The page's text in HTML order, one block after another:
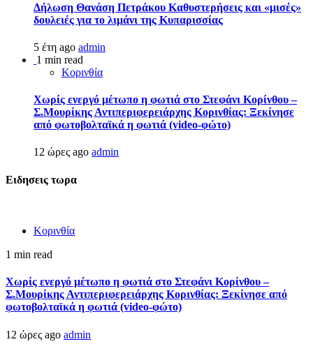
Δήλωση Θανάση Πετράκου Καθυστερήσεις και «μισές»
δουλειές για το λιμάνι της Κυπαρισσίας
5 έτη ago admin
1 min read
Κορινθία
Χωρίς ενεργό μέτωπο η φωτιά στο Στεφάνι Κορίνθου –
Σ.Μουρίκης Αντιπεριφερειάρχης Κορινθίας: Ξεκίνησε
από φωτοβολταϊκά η φωτιά (video-φώτο)
12 ώρες ago admin
Ειδησεις τωρα
Κορινθία
1 min read
Χωρίς ενεργό μέτωπο η φωτιά στο Στεφάνι Κορίνθου –
Σ.Μουρίκης Αντιπεριφερειάρχης Κορινθίας: Ξεκίνησε από
φωτοβολταϊκά η φωτιά (video-φώτο)
12 ώρες ago admin